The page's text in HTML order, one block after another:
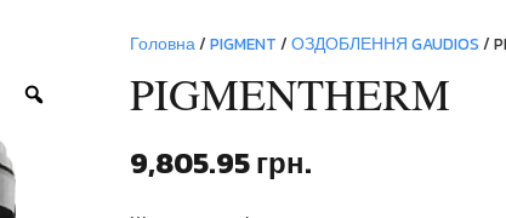
Головна/ PIGMENT / ОЗДОБЛЕННЯ GAUDIOS /
PIGMENTHERM
9,805.95грн.